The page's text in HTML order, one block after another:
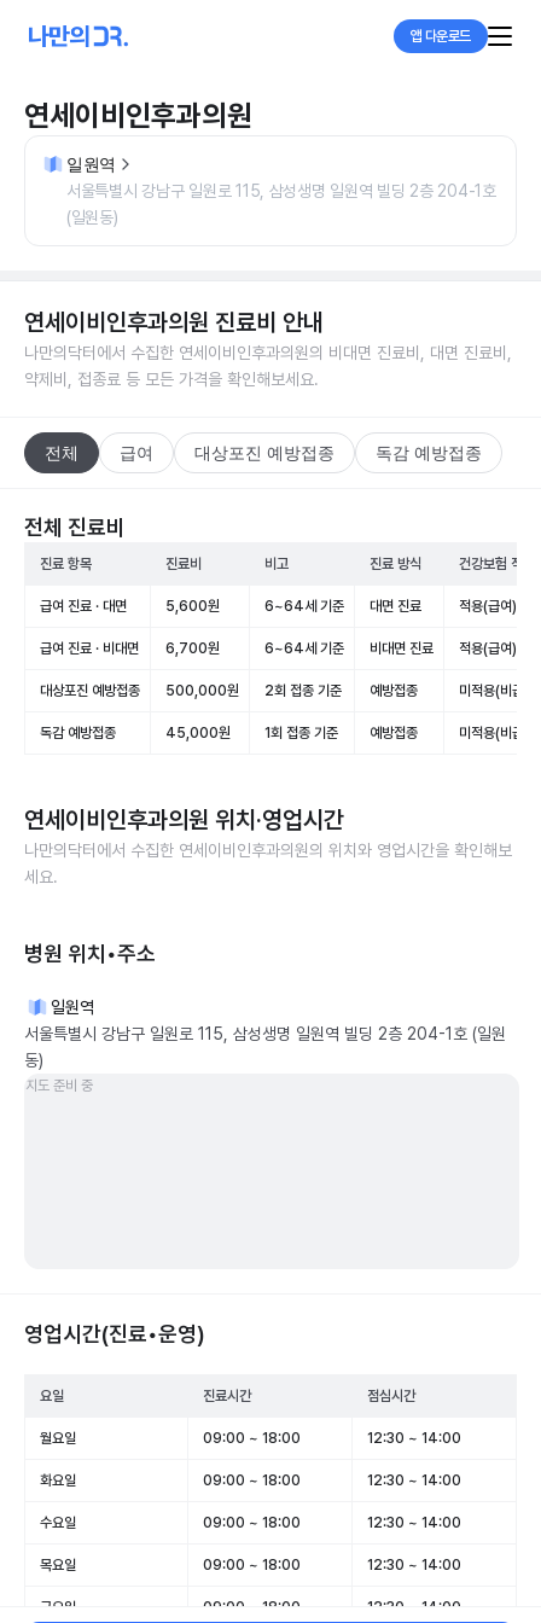
앱 다운로드
연세이비인후과의원
일원역
서울특별시 강남구 일원로 115, 삼성생명 일원역 빌딩 2층 204-1호
(일원동)
연세이비인후과의원 진료비 안내
나만의닥터에서 수집한 연세이비인후과의원의 비대면 진료비, 대면 진료비,
약제비, 접종료 등 모든 가격을 확인해보세요.
전체 급여 대상포진 예방접종 독감 예방접종
전체 진료비
진료 항목 진료비 비고 진료 방식 건강보험 적용
급여 진료 · 대면 5,600원 6~64세 기준 대면 진료 적용(급여)
급여 진료 · 비대면 6,700원 6~64세 기준 비대면 진료 적용(급여)
대상포진 예방접종 500,000원 2회 접종 기준 예방접종 미적용(비급여)
독감 예방접종 45,000원 1회 접종 기준 예방접종 미적용(비급여)
연세이비인후과의원 위치·영업시간
나만의닥터에서 수집한 연세이비인후과의원의 위치와 영업시간을 확인해보
세요.
병원 위치•주소
일원역
서울특별시 강남구 일원로 115, 삼성생명 일원역 빌딩 2층 204-1호 (일원
동)
지도 준비 중
영업시간(진료•운영)
요일 진료시간 점심시간
월요일 09:00 ~ 18:00 12:30 ~ 14:00
화요일 09:00 ~ 18:00 12:30 ~ 14:00
수요일 09:00 ~ 18:00 12:30 ~ 14:00
목요일 09:00 ~ 18:00 12:30 ~ 14:00
금요일 09:00 ~ 18:00 12:30 ~ 14:00